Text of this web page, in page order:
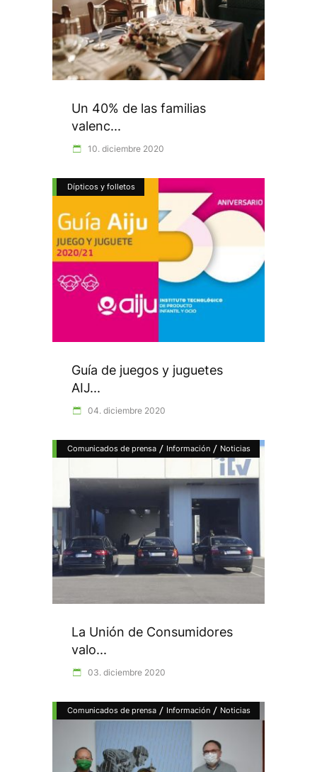
Un 40% de las familias
valenc...
10. diciembre 2020
Dípticos y folletos
Guía de juegos y juguetes
AIJ...
04. diciembre 2020
Comunicados de prensa / Información / Noticias
La Unión de Consumidores
valo...
03. diciembre 2020
Comunicados de prensa / Información / Noticias